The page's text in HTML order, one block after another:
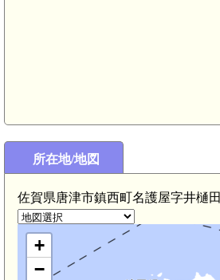
所在地/地図
佐賀県唐津市鎮西町名護屋字井樋田
+
−